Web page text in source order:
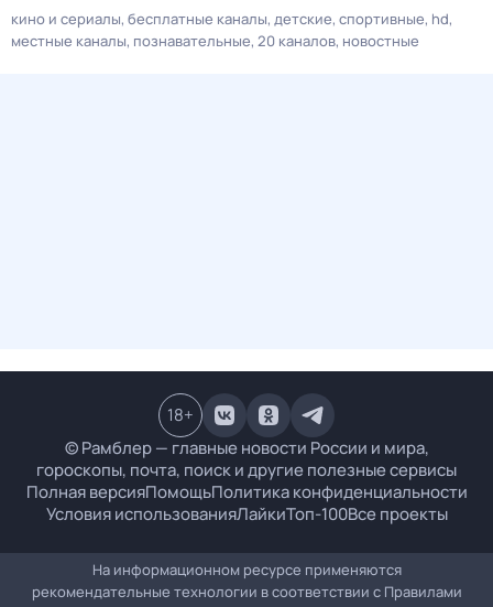
кино и сериалы бесплатные каналы детские спортивные hd
местные каналы познавательные 20 каналов новостные
© Рамблер — главные новости России и мира,
гороскопы, почта, поиск и другие полезные сервисы
Полная версияПомощьПолитика конфиденциальности
Условия использованияЛайкиТоп-100Все проекты
18+
На информационном ресурсе применяются
рекомендательные технологии в соответствии с Правилами